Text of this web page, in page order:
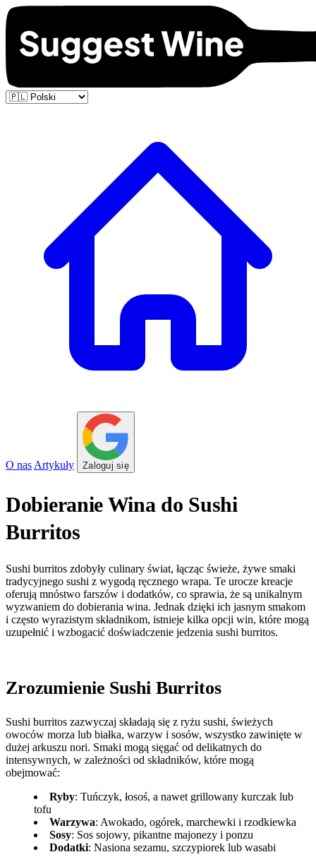
O nas Artykuły Zaloguj się
Dobieranie Wina do Sushi
Burritos
Sushi burritos zdobyły culinary świat, łącząc świeże, żywe smaki
tradycyjnego sushi z wygodą ręcznego wrapa. Te urocze kreacje
oferują mnóstwo farszów i dodatków, co sprawia, że są unikalnym
wyzwaniem do dobierania wina. Jednak dzięki ich jasnym smakom
i często wyrazistym składnikom, istnieje kilka opcji win, które mogą
uzupełnić i wzbogacić doświadczenie jedzenia sushi burritos.
Zrozumienie Sushi Burritos
Sushi burritos zazwyczaj składają się z ryżu sushi, świeżych
owoców morza lub białka, warzyw i sosów, wszystko zawinięte w
dużej arkuszu nori. Smaki mogą sięgać od delikatnych do
intensywnych, w zależności od składników, które mogą
obejmować:
Ryby: Tuńczyk, łosoś, a nawet grillowany kurczak lub
tofu
Warzywa: Awokado, ogórek, marchewki i rzodkiewka
Sosy: Sos sojowy, pikantne majonezy i ponzu
Dodatki: Nasiona sezamu, szczypiorek lub wasabi